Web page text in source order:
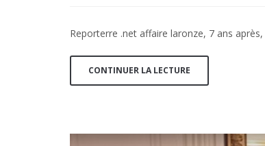
Reporterre .net affaire laronze, 7 ans
CONTINUER LA LECTURE